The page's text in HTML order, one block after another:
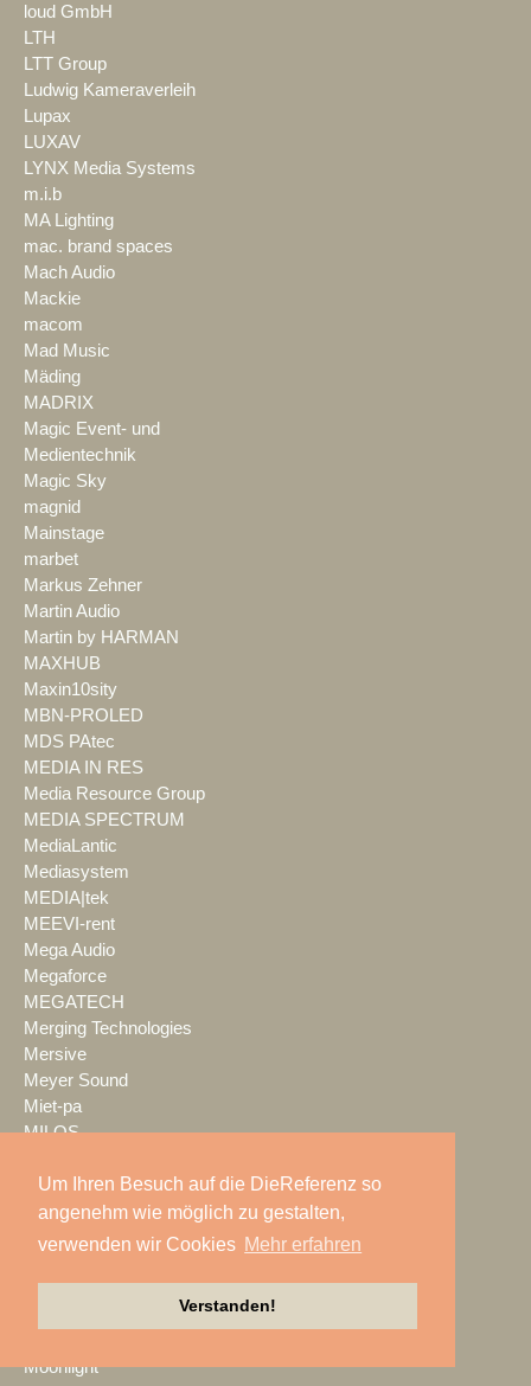
Um Ihren Besuch auf die DieReferenz so
angenehm wie möglich zu gestalten,
verwenden wir Cookies Mehr erfahren
Verstanden!
loud GmbH
LTH
LTT Group
Ludwig Kameraverleih
Lupax
LUXAV
LYNX Media Systems
m.i.b
MA Lighting
mac. brand spaces
Mach Audio
Mackie
macom
Mad Music
Mäding
MADRIX
Magic Event- und
Medientechnik
Magic Sky
magnid
Mainstage
marbet
Markus Zehner
Martin Audio
Martin by HARMAN
MAXHUB
Maxin10sity
MBN-PROLED
MDS PAtec
MEDIA IN RES
Media Resource Group
MEDIA SPECTRUM
MediaLantic
Mediasystem
MEDIA|tek
MEEVI-rent
Mega Audio
Megaforce
MEGATECH
Merging Technologies
Mersive
Meyer Sound
Miet-pa
MILOS
MisterMaster
Mitsubishi Electric
MKM Event Show Technik
MMC Studios
Moonlight